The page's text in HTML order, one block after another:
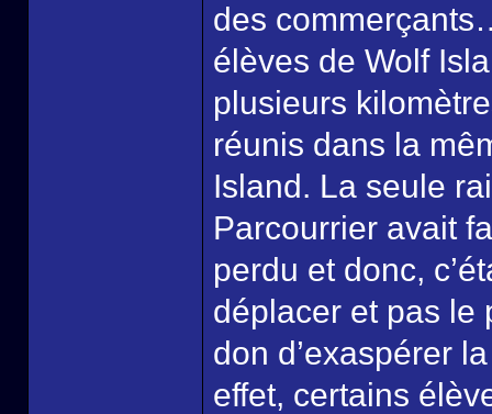
des
élèves de Wolf
plusieurs
réunis dans la
Island. La seule
Parcourrier avait
perdu et donc,
déplacer et pas le
don d’exaspérer
effet, certains